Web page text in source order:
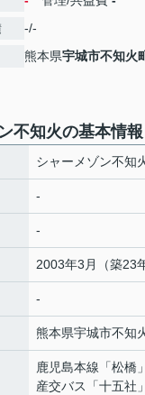
-/-
熊本県宇城市不知火
不知火の基本情報
シャーメゾン不知
-
-
2003年3月（築23
-
熊本県宇城市不知
鹿児島本線 「松橋
産交バス「十五